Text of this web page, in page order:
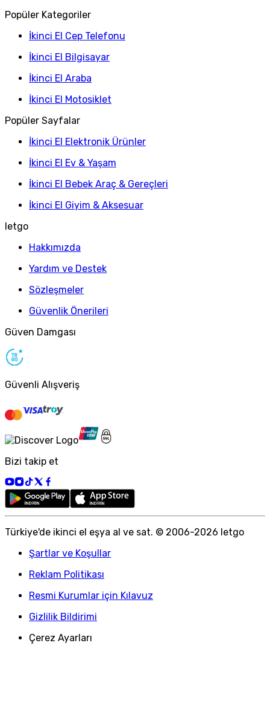
Popüler Kategoriler
İkinci El Cep Telefonu
İkinci El Bilgisayar
İkinci El Araba
İkinci El Motosiklet
Popüler Sayfalar
İkinci El Elektronik Ürünler
İkinci El Ev & Yaşam
İkinci El Bebek Araç & Gereçleri
İkinci El Giyim & Aksesuar
letgo
Hakkımızda
Yardım ve Destek
Sözleşmeler
Güvenlik Önerileri
Güven Damgası
Güvenli Alışveriş
Bizi takip et
Türkiye'de ikinci el eşya al ve sat. © 2006-2026 letgo
Şartlar ve Koşullar
Reklam Politikası
Resmi Kurumlar için Kılavuz
Gizlilik Bildirimi
Çerez Ayarları